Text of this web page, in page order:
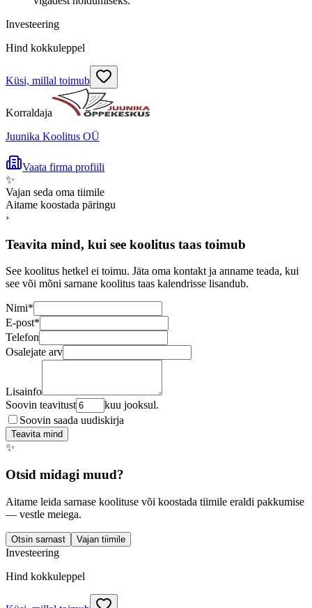
Investeering
Hind kokkuleppel
Küsi, millal toimub
Korraldaja
Juunika Koolitus OÜ
Vaata firma profiili
✨
Vajan seda oma tiimile
Aitame koostada päringu
›
Teavita mind, kui see koolitus taas toimub
See koolitus hetkel ei toimu. Jäta oma kontakt ja anname teada, kui
see või mõni sarnane koolitus taas kalendrisse lisandub.
Nimi*
E-post*
Telefon
Osalejate arv
Lisainfo
Soovin teavitust
kuu jooksul.
Soovin saada uudiskirja
Teavita mind
✨
Otsid midagi muud?
Aitame leida sarnase koolituse või koostada tiimile eraldi pakkumise
— vestle meiega.
Otsin sarnast Vajan tiimile
Investeering
Hind kokkuleppel